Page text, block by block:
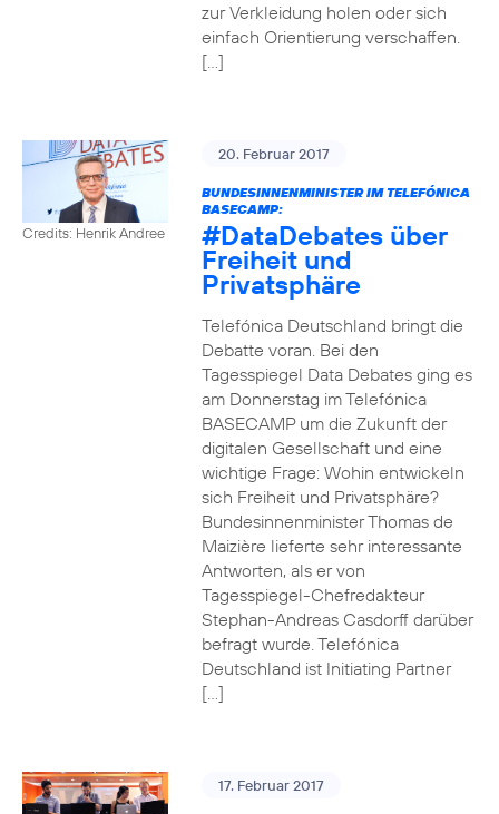
zur Verkleidung holen oder sich
einfach Orientierung verschaffen.
[…]
Credits: Henrik Andree
20. Februar 2017
BUNDESINNENMINISTER IM TELEFÓNICA
BASECAMP:
#DataDebatesüber
Freiheit und
Privatsphäre
Telefónica Deutschland bringt die
Debatte voran. Bei den
Tagesspiegel Data Debates ging es
am Donnerstag im Telefónica
BASECAMP um die Zukunft der
digitalen Gesellschaft und eine
wichtige Frage: Wohin entwickeln
sich Freiheit und Privatsphäre?
Bundesinnenminister Thomas de
Maizière lieferte sehr interessante
Antworten, als er von
Tagesspiegel-Chefredakteur
Stephan-Andreas Casdorff darüber
befragt wurde. Telefónica
Deutschland ist Initiating Partner
[…]
17. Februar 2017